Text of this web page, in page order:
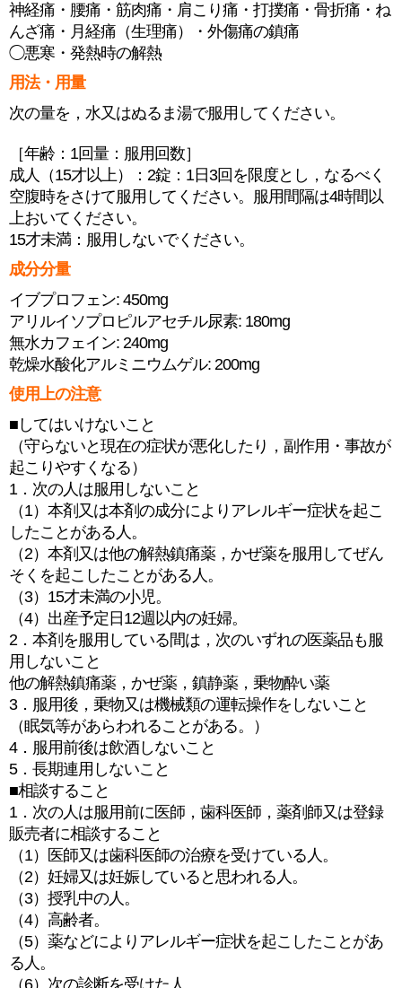
神経痛・腰痛・筋肉痛・肩こり痛・打撲痛・骨折痛・ね
んざ痛・月経痛（生理痛）・外傷痛の鎮痛
◯悪寒・発熱時の解熱
用法・用量
次の量を，水又はぬるま湯で服用してください。
［年齢：1回量：服用回数］
成人（15才以上）：2錠：1日3回を限度とし，なるべく
空腹時をさけて服用してください。服用間隔は4時間以
上おいてください。
15才未満：服用しないでください。
成分分量
イブプロフェン: 450mg
アリルイソプロピルアセチル尿素: 180mg
無水カフェイン: 240mg
乾燥水酸化アルミニウムゲル: 200mg
使用上の注意
■してはいけないこと
（守らないと現在の症状が悪化したり，副作用・事故が
起こりやすくなる）
1．次の人は服用しないこと
（1）本剤又は本剤の成分によりアレルギー症状を起こ
したことがある人。
（2）本剤又は他の解熱鎮痛薬，かぜ薬を服用してぜん
そくを起こしたことがある人。
（3）15才未満の小児。
（4）出産予定日12週以内の妊婦。
2．本剤を服用している間は，次のいずれの医薬品も服
用しないこと
他の解熱鎮痛薬，かぜ薬，鎮静薬，乗物酔い薬
3．服用後，乗物又は機械類の運転操作をしないこと
（眠気等があらわれることがある。）
4．服用前後は飲酒しないこと
5．長期連用しないこと
■相談すること
1．次の人は服用前に医師，歯科医師，薬剤師又は登録
販売者に相談すること
（1）医師又は歯科医師の治療を受けている人。
（2）妊婦又は妊娠していると思われる人。
（3）授乳中の人。
（4）高齢者。
（5）薬などによりアレルギー症状を起こしたことがあ
る人。
（6）次の診断を受けた人。